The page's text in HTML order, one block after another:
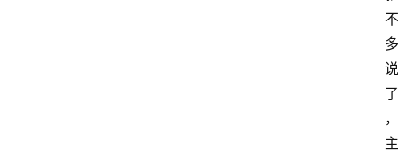
不
多
说
了
，
主